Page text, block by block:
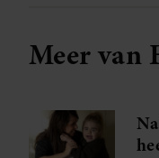
Meer van